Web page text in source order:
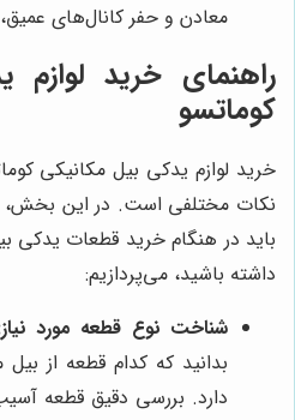
معادن و حفر کانال‌های
راهنمای خرید لوازم
کوماتسو
خرید لوازم یدکی بیل مکانیکی
نکات مختلفی است. در این بخش،
باید در هنگام خرید قطعات یدکی
داشته باشید، می‌پردازیم:
شناخت نوع قطعه مورد
بدانید که کدام قطعه از
دارد. بررسی دقیق قطعه